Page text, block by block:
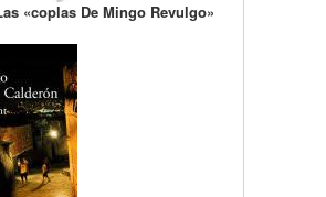
«coplas De Mingo Revulgo»